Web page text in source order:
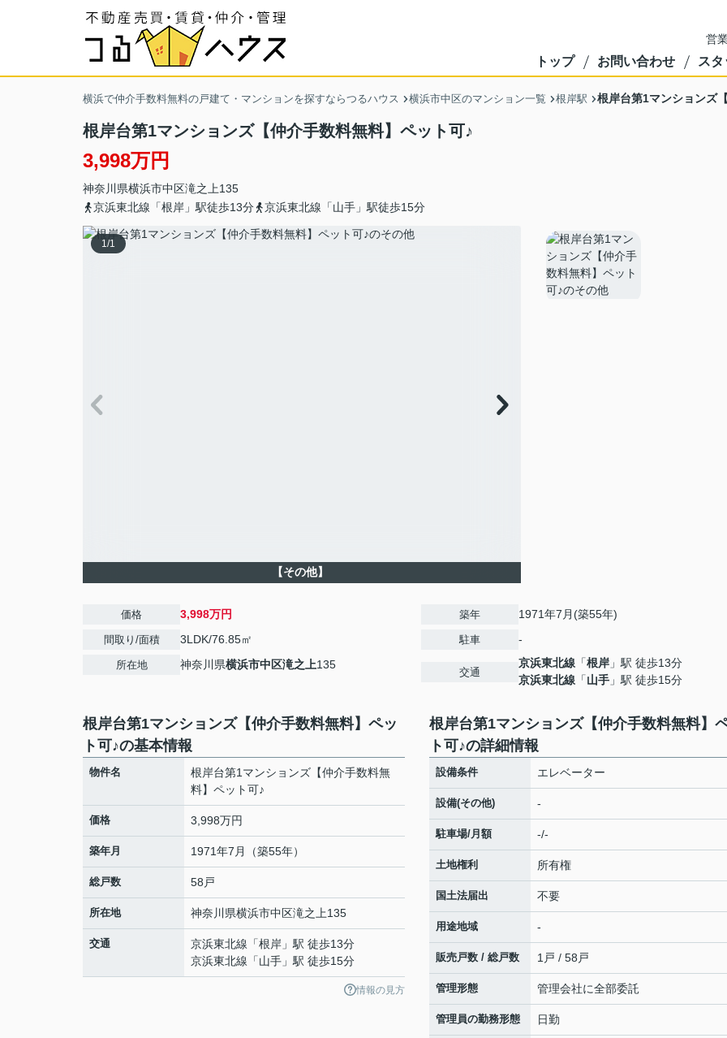
営
トップ お問い合わせ ス
横浜で仲介手数料無料の戸建て・マンションを探すならつるハウス 横浜市中区のマンション一覧 根岸駅 根岸台第1マンションズ
根岸台第1マンションズ【仲介手数料無料】ペット可♪
3,998万円
神奈川県横浜市中区滝之上135
京浜東北線「根岸」駅徒歩13分
京浜東北線「山手」駅徒歩15分
1/1
【その他】
価格 3,998万円
間取り/面積 3LDK/76.85㎡
所在地 神奈川県横浜市中区滝之上135
築年 1971年7月(築55年)
駐車 -
交通
京浜東北線 「根岸 」駅 徒歩13分
京浜東北線 「山手 」駅 徒歩15分
根岸台第1マンションズ【仲介手数料無料】ペッ
ト可♪の基本情報
物件名
根岸台第1マンションズ【仲介手数料無
料】ペット可♪
価格 3,998万円
築年月 1971年7月（築55年）
総戸数 58戸
所在地 神奈川県横浜市中区滝之上135
交通 京浜東北線 「根岸 」駅 徒歩13分
京浜東北線 「山手 」駅 徒歩15分
情報の見方
根岸台第1マンションズ【仲介手数料無料】
ト可♪の詳細情報
設備条件 エレベーター
設備(その他) -
駐車場/月額 -/-
土地権利 所有権
国土法届出 不要
用途地域 -
販売戸数 / 総戸数 1戸 / 58戸
管理形態 管理会社に全部委託
管理員の勤務形態 日勤